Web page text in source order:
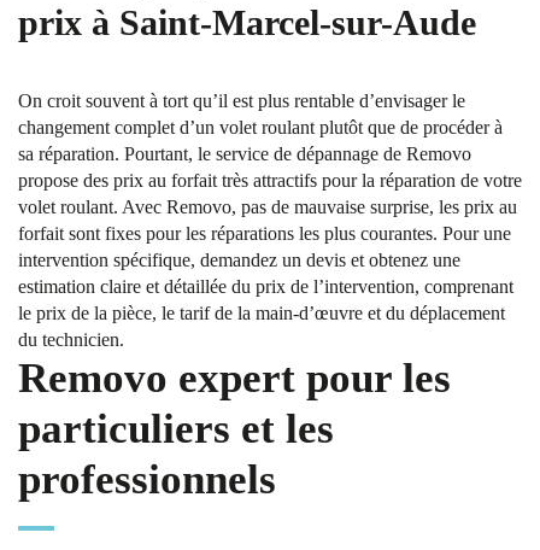
prix à Saint-Marcel-sur-Aude
On croit souvent à tort qu’il est plus rentable d’envisager le
changement complet d’un volet roulant plutôt que de procéder à
sa réparation. Pourtant, le service de dépannage de Removo
propose des prix au forfait très attractifs pour la réparation de votre
volet roulant. Avec Removo, pas de mauvaise surprise, les prix au
forfait sont fixes pour les réparations les plus courantes. Pour une
intervention spécifique, demandez un devis et obtenez une
estimation claire et détaillée du prix de l’intervention, comprenant
le prix de la pièce, le tarif de la main-d’œuvre et du déplacement
du technicien.
Removo expert pour les
particuliers et les
professionnels